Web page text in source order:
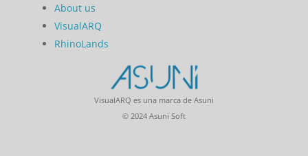
About us
VisualARQ
RhinoLands
VisualARQ es una marca de Asuni
© 2024 Asuni Soft